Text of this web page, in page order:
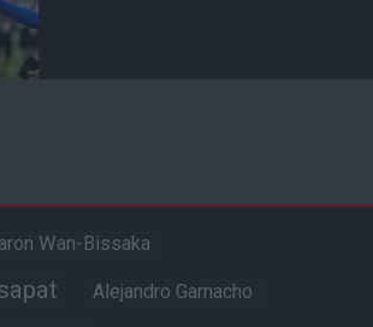
Wan-Bissaka
Alejandro Garnacho